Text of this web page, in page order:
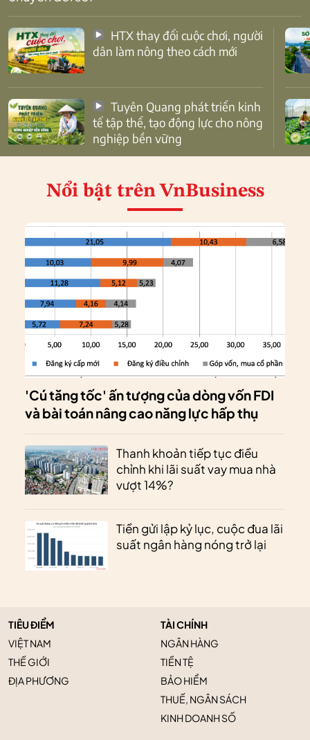
dân làm nông theo cách mới
tế tập thể, tạo động lực cho nông
nghiệp bền vững
Nổi bật trên VnBusiness
'Cú tăng tốc' ấn tượng của dòng vốn FDI
và bài toán nâng cao năng lực hấp thụ
Thanh khoản tiếp tục điều
chỉnh khi lãi suất vay mua nhà
vượt 14%?
Tiền gửi lập kỷ lục, cuộc đua lãi
suất ngân hàng nóng trở lại
TIÊU ĐIỂM
VIỆT NAM
THẾ GIỚI
ĐỊA PHƯƠNG
TÀI CHÍNH
NGÂN HÀNG
TIỀN TỆ
BẢO HIỂM
THUẾ, NGÂN SÁCH
KINH DOANH SỐ